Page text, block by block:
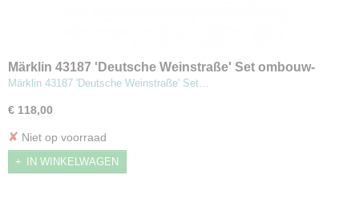
Märklin 43187 'Deutsche Weinstraße' Set ombouw-
rijtuigen
Märklin 43187 'Deutsche Weinstraße' Set…
€ 118,00
✘ Niet op voorraad
IN WINKELWAGEN